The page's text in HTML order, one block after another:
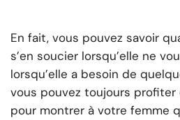
En fait, vous pouvez savoir
s’en soucier lorsqu’elle ne
lorsqu’elle a besoin de
vous pouvez toujours
pour montrer à votre femme